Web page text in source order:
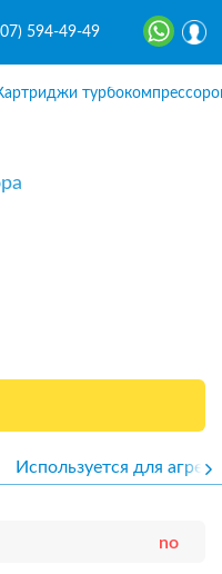
594-49-49
Используется для
no